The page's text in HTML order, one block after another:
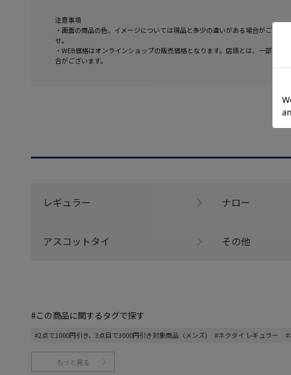
注意事項
・画面の商品の色、イメージについては現品と多少の違いがある場合がござい
せ。
・WEB価格はオンラインショップの販売価格となります。店頭とは、一部販売
合がございます。
レギュラー ナロー
アスコットタイ その他
#この商品に関するタグで探す
#2点で1000円引き、3点目で3000円引き対象商品（メンズ) #ネクタイ レギュラー #
もっと見る